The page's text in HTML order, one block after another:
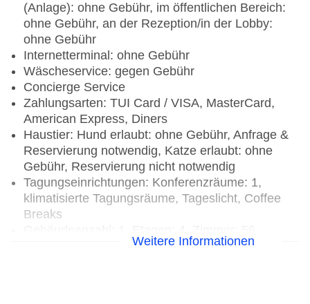
(Anlage): ohne Gebühr, im öffentlichen Bereich:
ohne Gebühr, an der Rezeption/in der Lobby:
ohne Gebühr
Internetterminal: ohne Gebühr
Wäscheservice: gegen Gebühr
Concierge Service
Zahlungsarten: TUI Card / VISA, MasterCard,
American Express, Diners
Haustier: Hund erlaubt: ohne Gebühr, Anfrage &
Reservierung notwendig, Katze erlaubt: ohne
Gebühr, Reservierung nicht notwendig
Tagungseinrichtungen: Konferenzräume: 1,
klimatisierte Tagungsräume, Tageslicht, Coffee
Breaks
Landeskategorie: keine Sterneklassifizierung
Weitere Informationen